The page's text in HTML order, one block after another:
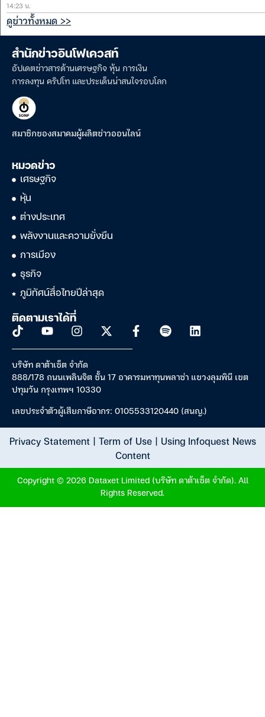
14:23 น.
ดูข่าวทั้งหมด >>
สำนักข่าวอินโฟเควสท์
อัปเดตข่าวสารด้านเศรษฐกิจ หุ้น การเงิน
การลงทุน คริปโท และประเด็นน่าสนใจรอบโลก
สมาชิกของสมาคมผู้ผลิตข่าวออนไลน์
หมวดข่าว
เศรษฐกิจ
หุ้น
ต่างประเทศ
พลังงานและความยั่งยืน
การเมือง
ธุรกิจ
ภูมิทัศน์สื่อไทยปีล่าสุด
ติดตามเราได้ที่
บริษัท ดาต้าเซ็ต จำกัด
888/178 ถนนเพลินจิต ชั้น 17 อาคารมหาทุนพลาซ่า แขวงลุมพินี เขต
ปทุมวัน กรุงเทพฯ 10330
เลขประจำตัวผู้เสียภาษีอากร: 0105533120440 (สนญ.)
Privacy Statement| Term of Use| Using Infoquest News
Content
Copyright © 2026 Dataxet Limited (บริษัท ดาต้าเซ็ต จำกัด). All
Rights Reserved.